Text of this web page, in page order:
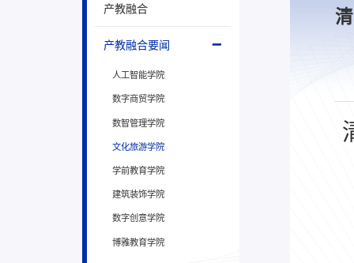
产教融合
产教融合要闻
人工智能学院
数字商贸学院
数智管理学院
文化旅游学院
学前教育学院
建筑装饰学院
数字创意学院
博雅教育学院